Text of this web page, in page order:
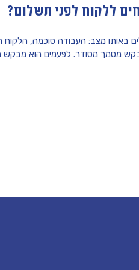
ללקוח לפני תשלום?
באותו מצב: העבודה סוכמה, הלקוח
מסמך מסודר. לפעמים הוא מבקש